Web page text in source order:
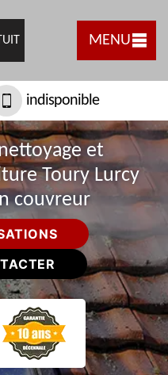
MENU
indisponible
et
Toury Lurcy
couvreur